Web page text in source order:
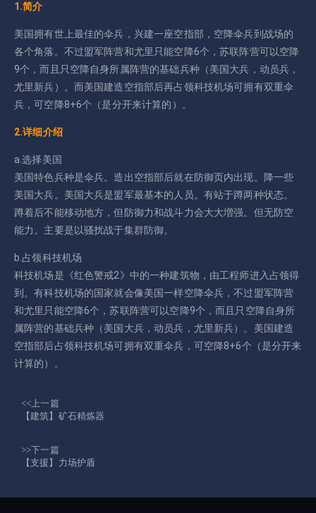
1.简介
美国拥有世上最佳的伞兵，兴建一座空指部，空降伞兵到战场的
各个角落。不过盟军阵营和尤里只能空降6个，苏联阵营可以空降
9个，而且只空降自身所属阵营的基础兵种（美国大兵，动员兵，
尤里新兵）。而美国建造空指部后再占领科技机场可拥有双重伞
兵，可空降8+6个（是分开来计算的）。
2.详细介绍
a.选择美国
美国特色兵种是伞兵。造出空指部后就在防御页内出现。降一些
美国大兵。美国大兵是盟军最基本的人员。有站于蹲两种状态。
蹲着后不能移动地方，但防御力和战斗力会大大増强。但无防空
能力。主要是以骚扰战于集群防御。
b.占领科技机场
科技机场是《红色警戒2》中的一种建筑物，由工程师进入占领得
到。有科技机场的国家就会像美国一样空降伞兵，不过盟军阵营
和尤里只能空降6个，苏联阵营可以空降9个，而且只空降自身所
属阵营的基础兵种（美国大兵，动员兵，尤里新兵）。美国建造
空指部后占领科技机场可拥有双重伞兵，可空降8+6个（是分开来
计算的）。
<<上一篇
【建筑】矿石精炼器
>>下一篇
【支援】力场护盾